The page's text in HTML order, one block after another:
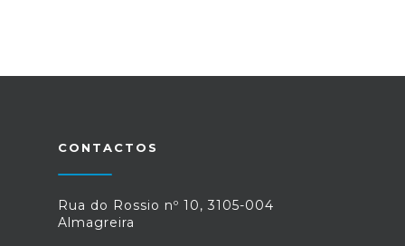
CONTACTOS
Rua do Rossio nº 10, 3105-004
Almagreira